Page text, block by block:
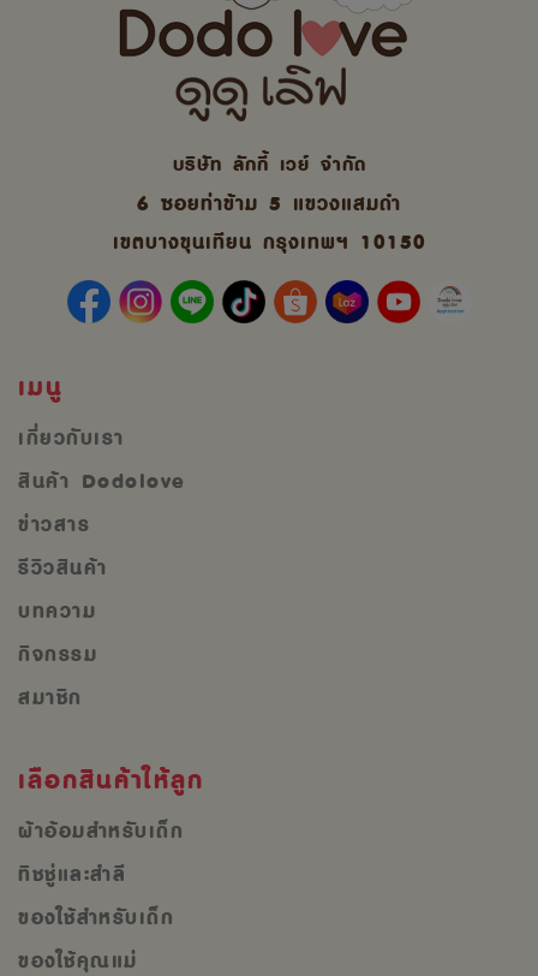
บริษัท ลักกี้ เวย์ จํากัด
6 ซอยท่าข้าม 5 แขวงแสมดำ
เขตบางขุนเทียน กรุงเทพฯ 10150
เมนู
เกี่ยวกับเรา
สินค้า Dodolove
ข่าวสาร
รีวิวสินค้า
บทความ
กิจกรรม
สมาชิก
เลือกสินค้าให้ลูก
ผ้าอ้อมสำหรับเด็ก
ทิชชู่และสำลี
ของใช้สำหรับเด็ก
ของใช้คุณแม่